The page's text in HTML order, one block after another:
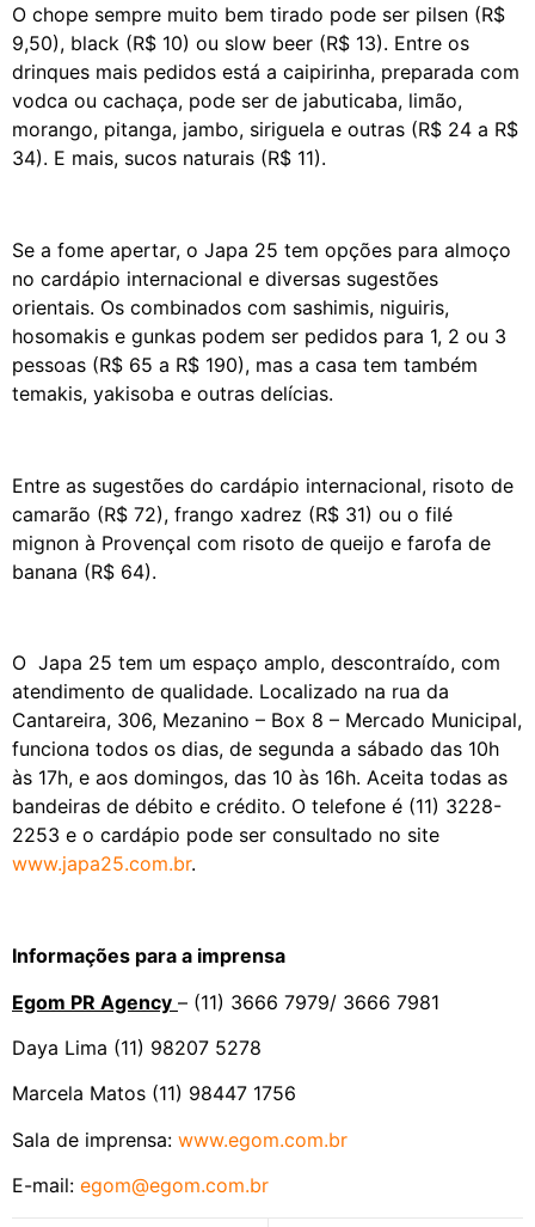
O chope sempre muito bem tirado pode ser pilsen (R$
9,50), black (R$ 10) ou slow beer (R$ 13). Entre os
drinques mais pedidos está a caipirinha, preparada com
vodca ou cachaça, pode ser de jabuticaba, limão,
morango, pitanga, jambo, siriguela e outras (R$ 24 a R$
34). E mais, sucos naturais (R$ 11).
Se a fome apertar, o Japa 25 tem opções para almoço
no cardápio internacional e diversas sugestões
orientais. Os combinados com sashimis, niguiris,
hosomakis e gunkas podem ser pedidos para 1, 2 ou 3
pessoas (R$ 65 a R$ 190), mas a casa tem também
temakis, yakisoba e outras delícias.
Entre as sugestões do cardápio internacional, risoto de
camarão (R$ 72), frango xadrez (R$ 31) ou o filé
mignon à Provençal com risoto de queijo e farofa de
banana (R$ 64).
O Japa 25 tem um espaço amplo, descontraído, com
atendimento de qualidade. Localizado na rua da
Cantareira, 306, Mezanino – Box 8 – Mercado Municipal,
funciona todos os dias, de segunda a sábado das 10h
às 17h, e aos domingos, das 10 às 16h. Aceita todas as
bandeiras de débito e crédito. O telefone é (11) 3228-
2253 e o cardápio pode ser consultado no site
www.japa25.com.br.
Informações para a imprensa
Egom PR Agency – (11) 3666 7979/ 3666 7981
Daya Lima (11) 98207 5278
Marcela Matos (11) 98447 1756
Sala de imprensa: www.egom.com.br
E-mail: egom@egom.com.br